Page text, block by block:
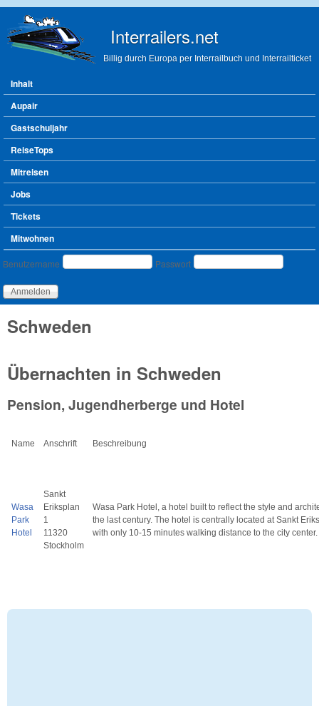
Interrailers.net
Billig durch Europa per Interrailbuch und Interrailticket
Hauptmenü
Inhalt
Aupair
Gastschuljahr
ReiseTops
Mitreisen
Jobs
Tickets
Mitwohnen
Benutzeranmeldung
Benutzername Passwort
Schweden
Übernachten in Schweden
Pension, Jugendherberge und Hotel
Name Anschrift Beschreibung
Wasa
Park
Hotel
Sankt
Eriksplan
1
11320
Stockholm
Wasa Park Hotel, a hotel built to reflect the style and
the last century. The hotel is centrally located at Sankt
with only 10-15 minutes walking distance to the city center.